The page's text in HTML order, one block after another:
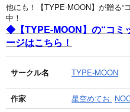
他にも！【TYPE-MOON】が贈る“
中！
◆【TYPE-MOON】の“コミ
ージはこちら！
サークル名 TYPE-MOON
作家 星空めてお